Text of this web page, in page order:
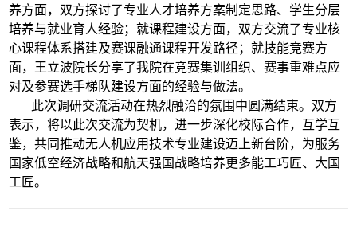
养方面，双方探讨了专业人才培养方案制定思路、学生分层
培养与就业育人经验；就课程建设方面，双方交流了专业核
心课程体系搭建及赛课融通课程开发路径；就技能竞赛方
面，王立波院长分享了我院在竞赛集训组织、赛事重难点应
对及参赛选手梯队建设方面的经验与做法。
此次调研交流活动在热烈融洽的氛围中圆满结束。双方
表示，将以此次交流为契机，进一步深化校际合作，互学互
鉴，共同推动无人机应用技术专业建设迈上新台阶，为服务
国家低空经济战略和航天强国战略培养更多能工巧匠、大国
工匠。